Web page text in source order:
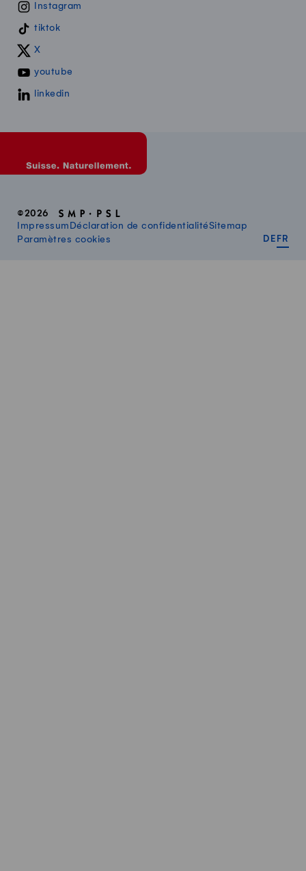
Instagram
tiktok
X
youtube
linkedin
©2026
Impressum Déclaration de confidentialitéSitemap
Paramètres cookies
DE FR